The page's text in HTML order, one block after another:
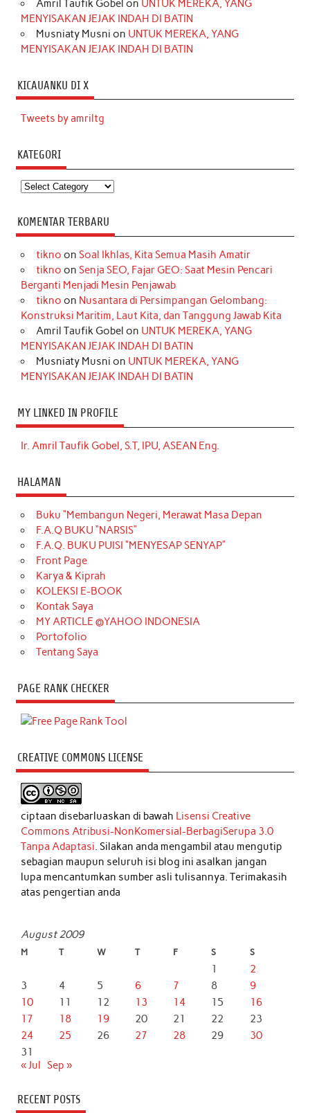
Amril Taufik Gobel on UNTUK MEREKA, YANG
MENYISAKAN JEJAK INDAH DI BATIN
Musniaty Musni on UNTUK MEREKA, YANG
MENYISAKAN JEJAK INDAH DI BATIN
KICAUANKU DI X
Tweets by amriltg
KATEGORI
Kategori
KOMENTAR TERBARU
tikno on Soal Ikhlas, Kita Semua Masih Amatir
tikno on Senja SEO, Fajar GEO: Saat Mesin Pencari
Berganti Menjadi Mesin Penjawab
tikno on Nusantara di Persimpangan Gelombang:
Konstruksi Maritim, Laut Kita, dan Tanggung Jawab Kita
Amril Taufik Gobel on UNTUK MEREKA, YANG
MENYISAKAN JEJAK INDAH DI BATIN
Musniaty Musni on UNTUK MEREKA, YANG
MENYISAKAN JEJAK INDAH DI BATIN
MY LINKED IN PROFILE
Ir. Amril Taufik Gobel, S.T, IPU, ASEAN Eng.
HALAMAN
Buku “Membangun Negeri, Merawat Masa Depan
F.A.Q BUKU “NARSIS”
F.A.Q. BUKU PUISI “MENYESAP SENYAP”
Front Page
Karya & Kiprah
KOLEKSI E-BOOK
Kontak Saya
MY ARTICLE @YAHOO INDONESIA
Portofolio
Tentang Saya
PAGE RANK CHECKER
CREATIVE COMMONS LICENSE
ciptaan disebarluaskan di bawah Lisensi Creative
Commons Atribusi-NonKomersial-BerbagiSerupa 3.0
Tanpa Adaptasi. Silakan anda mengambil atau mengutip
sebagian maupun seluruh isi blog ini asalkan jangan
lupa mencantumkan sumber asli tulisannya. Terimakasih
atas pengertian anda
August 2009
M T W T F S S
1
2
3
4 5 6 7 8
9
10
11 12 13 14 15
16
17
18 19 20 21 22
23
24
25 26 27 28 29
30
31
« Jul Sep »
RECENT POSTS